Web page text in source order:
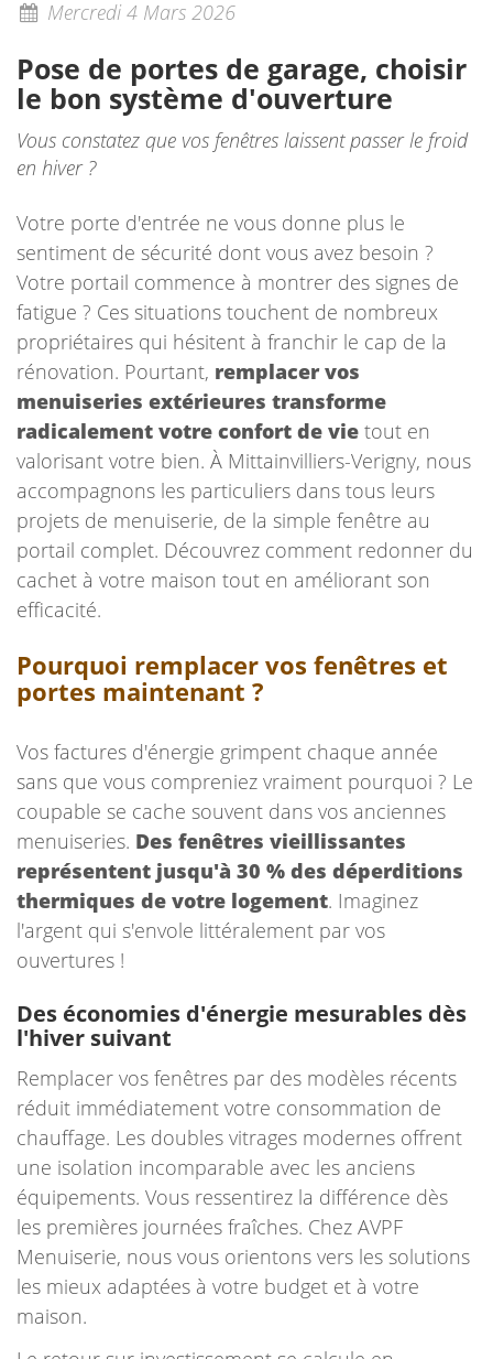
Mercredi 4 Mars 2026
Pose de portes de garage, choisir
le bon système d'ouverture
Vous constatez que vos fenêtres laissent passer le froid
en hiver ?
Votre porte d'entrée ne vous donne plus le
sentiment de sécurité dont vous avez besoin ?
Votre portail commence à montrer des signes de
fatigue ? Ces situations touchent de nombreux
propriétaires qui hésitent à franchir le cap de la
rénovation. Pourtant, remplacer vos
menuiseries extérieures transforme
radicalement votre confort de vie tout en
valorisant votre bien. À Mittainvilliers-Verigny, nous
accompagnons les particuliers dans tous leurs
projets de menuiserie, de la simple fenêtre au
portail complet. Découvrez comment redonner du
cachet à votre maison tout en améliorant son
efficacité.
Pourquoi remplacer vos fenêtres et
portes maintenant ?
Vos factures d'énergie grimpent chaque année
sans que vous compreniez vraiment pourquoi ? Le
coupable se cache souvent dans vos anciennes
menuiseries. Des fenêtres vieillissantes
représentent jusqu'à 30 % des déperditions
thermiques de votre logement. Imaginez
l'argent qui s'envole littéralement par vos
ouvertures !
Des économies d'énergie mesurables dès
l'hiver suivant
Remplacer vos fenêtres par des modèles récents
réduit immédiatement votre consommation de
chauffage. Les doubles vitrages modernes offrent
une isolation incomparable avec les anciens
équipements. Vous ressentirez la différence dès
les premières journées fraîches. Chez AVPF
Menuiserie, nous vous orientons vers les solutions
les mieux adaptées à votre budget et à votre
maison.